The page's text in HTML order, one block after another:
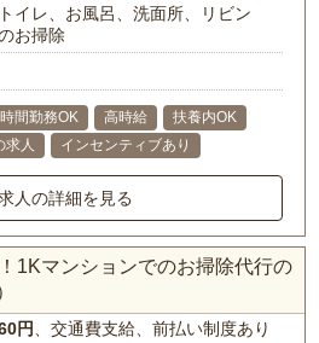
イレ、お風呂、洗面所、リビン
お掃除
間勤務OK 高時給
扶養内OK
求人 インセンティブあり
人の詳細を見る
1Kマンションでのお掃除代行の
円 、交通費支給、前払い制度あり